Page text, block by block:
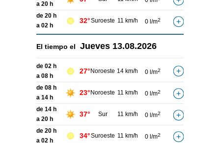
a 20 h
de 20 h
a 02 h
32°Suroeste 11 km/h 0 l/m2
El tiempo el Jueves 13.08.2026
de 02 h
a 08 h
27° Noroeste 14 km/h 0 l/m2
de 08 h
a 14 h
23° Noroeste 11 km/h 0 l/m2
de 14 h
a 20 h
37° Sur 11 km/h 0 l/m2
de 20 h
a 02 h
34°Suroeste 11 km/h 0 l/m2